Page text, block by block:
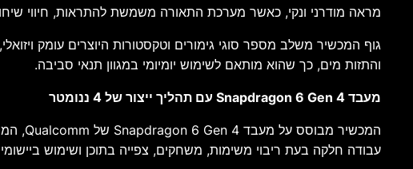
מראה מודרני ונקי, כאשר מערכת התאורה משמשת להתראות, חיווי
והתזות מים, כך שהוא מותאם לשימוש יומיומי במגוון תנאי סביבה.
מעבד Snapdragon 6 Gen 4 עם תהליך ייצור של 4 ננומטר
עבודה חלקה בעת ריבוי משימות, משחקים, צפייה בתוכן ושימוש